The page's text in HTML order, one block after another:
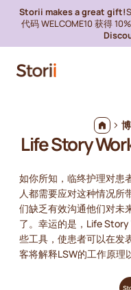
Storii makes a great gift!
代码 WELCOME10 获得
Life Story
如你所知，临终护理对患
人都需要应对这种情况所
们缺乏有效沟通他们对未
了。幸运的是，Life
些工具，使患者可以在发
客将解释LSW的工作原理